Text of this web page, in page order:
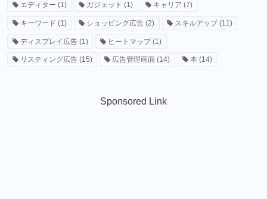
エディター (1) ガジェット (1) キャリア (7)
キーワード (1) ショッピング広告 (2) スキルアップ(11)
ディスプレイ広告(1) ヒートマップ(1)
リスティング広告(15) 広告管理画面 (14) 本 (14)
Sponsored Link